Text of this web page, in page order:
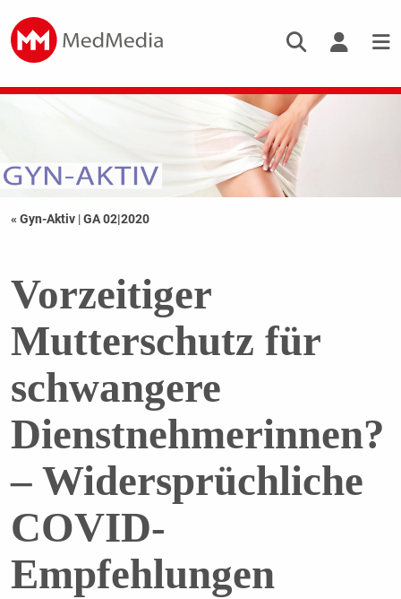
« Gyn-Aktiv |GA 02|2020
Vorzeitiger
Mutterschutz für
schwangere
Dienstnehmerinnen?
– Widersprüchliche
COVID-
Empfehlungen